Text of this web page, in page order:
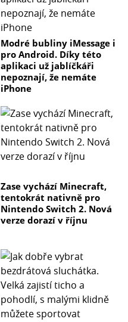
Modré bubliny iMessage i
pro Android. Díky této
aplikaci už jablíčkáři
nepoznají, že nemáte
iPhone
Zase vychází Minecraft,
tentokrát nativně pro
Nintendo Switch 2. Nová
verze dorazí v říjnu